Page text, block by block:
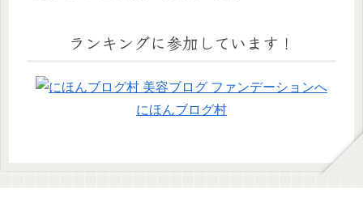
ランキングに参加しています！
にほんブログ村